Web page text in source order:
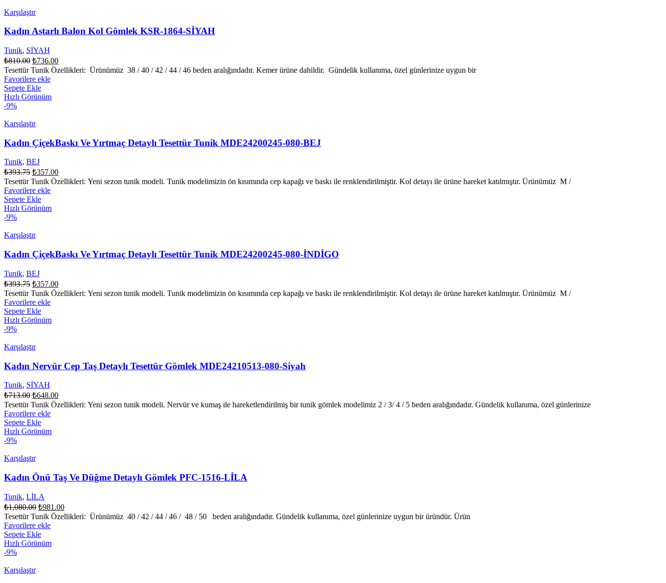
Karşılaştır
Kadın Astarlı Balon Kol Gömlek KSR-1864-SİYAH
Tunik, SİYAH
₺810.00 Orijinal
fiyat:
₺810.00.
₺736.00Şu
andaki
Tesettür Tunik Özellikleri: Ürünümüz 38 / 40 / 42 / 44 / 46 beden aralığındadır. Kemer ürüne dahildir. Gündelik kullanıma, özel günlerinize uygun bir
Favorilere ekle
Sepete Ekle
Hızlı Görünüm
-9%
Karşılaştır
Kadın ÇiçekBaskı Ve Yırtmaç Detaylı Tesettür Tunik MDE24200245-080-BEJ
Tunik, BEJ
₺393.75 Orijinal
fiyat:
₺393.75.
₺357.00Şu
andaki
Tesettür Tunik Özellikleri: Yeni sezon tunik modeli. Tunik modelimizin ön kısımında cep kapağı ve baskı ile renklendirilmiştir. Kol detayı ile ürüne hareket katılmıştır. Ürünümüz M /
Favorilere ekle
Sepete Ekle
Hızlı Görünüm
-9%
Karşılaştır
Kadın ÇiçekBaskı Ve Yırtmaç Detaylı Tesettür Tunik MDE24200245-080-İNDİGO
Tunik, BEJ
₺393.75 Orijinal
fiyat:
₺393.75.
₺357.00Şu
andaki
Tesettür Tunik Özellikleri: Yeni sezon tunik modeli. Tunik modelimizin ön kısımında cep kapağı ve baskı ile renklendirilmiştir. Kol detayı ile ürüne hareket katılmıştır. Ürünümüz M /
Favorilere ekle
Sepete Ekle
Hızlı Görünüm
-9%
Karşılaştır
Kadın Nervür Cep Taş Detaylı Tesettür Gömlek MDE24210513-080-Siyah
Tunik, SİYAH
₺713.00 Orijinal
fiyat:
₺713.00.
₺648.00Şu
andaki
Tesettür Tunik Özellikleri: Yeni sezon tunik modeli. Nervür ve kumaş ile hareketlendirilmiş bir tunik gömlek modelimiz 2 / 3/ 4 / 5 beden aralığındadır. Gündelik kullanıma, özel günlerinize
Favorilere ekle
Sepete Ekle
Hızlı Görünüm
-9%
Karşılaştır
Kadın Önü Taş Ve Düğme Detaylı Gömlek PFC-1516-LİLA
Tunik, LİLA
₺1,080.00 Orijinal
fiyat:
₺1,080.00.
₺981.00Şu
andaki
Tesettür Tunik Özellikleri: Ürünümüz 40 / 42 / 44 / 46 / 48 / 50 beden aralığındadır. Gündelik kullanıma, özel günlerinize uygun bir üründür. Ürün
Favorilere ekle
Sepete Ekle
Hızlı Görünüm
-9%
Karşılaştır